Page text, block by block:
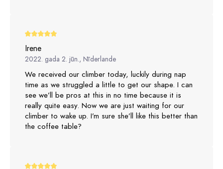
Irene
2022. gada 2. jūn., Nīderlande
We received our climber today, luckily during nap
time as we struggled a little to get our shape. I can
see we’ll be pros at this in no time because it is
really quite easy. Now we are just waiting for our
climber to wake up. I’m sure she’ll like this better than
the coffee table?